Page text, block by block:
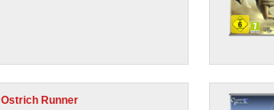
Ostrich Runner